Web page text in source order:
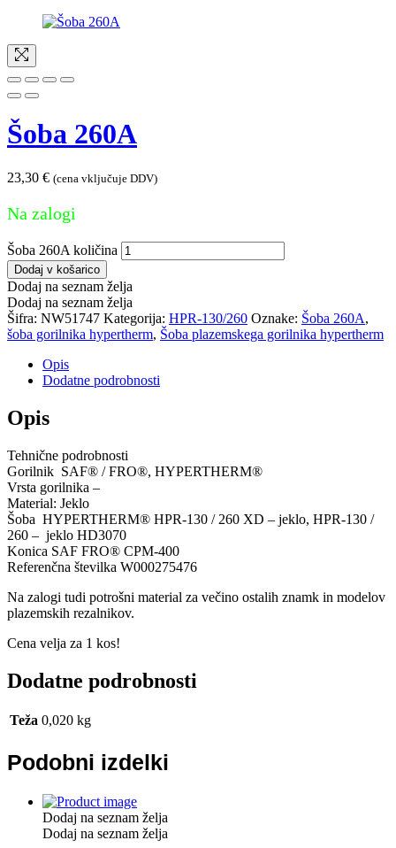
Šoba 260A
23,30 € (cena vključuje DDV)
Na zalogi
Šoba 260A količina
Dodaj v košarico
Dodaj na seznam želja
Dodaj na seznam želja
Šifra: NW51747 Kategorija: HPR-130/260 Oznake: Šoba 260A,
šoba gorilnika hypertherm, Šoba plazemskega gorilnika hypertherm
Opis
Dodatne podrobnosti
Opis
Tehnične podrobnosti
Gorilnik SAF® / FRO®, HYPERTHERM®
Vrsta gorilnika –
Material: Jeklo
Šoba HYPERTHERM® HPR-130 / 260 XD – jeklo, HPR-130 /
260 – jeklo HD3070
Konica SAF FRO® CPM-400
Referenčna številka W000275476
Na zalogi tudi potrošni material za večino ostalih znamk in modelov
plazemskih rezalnikov.
Cena velja za 1 kos!
Dodatne podrobnosti
Teža 0,020 kg
Podobni izdelki
Dodaj na seznam želja
Dodaj na seznam želja